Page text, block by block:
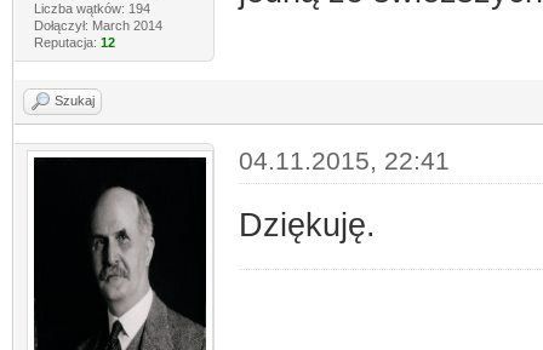
Liczba wątków: 194
Dołączył: March 2014
Reputacja: 12
Szukaj
04.11.2015, 22:41
Dziękuję.